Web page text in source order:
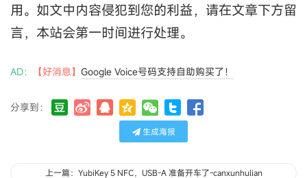
用。如文中内容侵犯到您的利益，请在文章下方留
言，本站会第一时间进行处理。
AD： 【好消息】 Google Voice号码支持自助购买了！
分享到：
生成海报
上一篇：YubiKey 5 NFC，USB-A 准备开车了-canxunhulian